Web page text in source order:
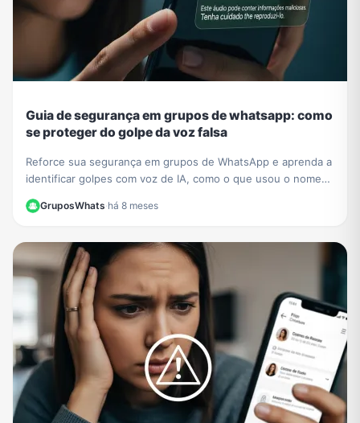
Guia de segurança em grupos de whatsapp: como
se proteger do golpe da voz falsa
Reforce sua segurança em grupos de WhatsApp e aprenda a
identificar golpes com voz de IA, como o que usou o nome
GruposWhats·há 8 meses